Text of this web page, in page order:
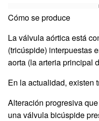
Cómo se produce
La válvula aórtica está
(tricúspide) interpuestas
aorta (la arteria principal
En la actualidad, existen
Alteración progresiva
una válvula bicúspide